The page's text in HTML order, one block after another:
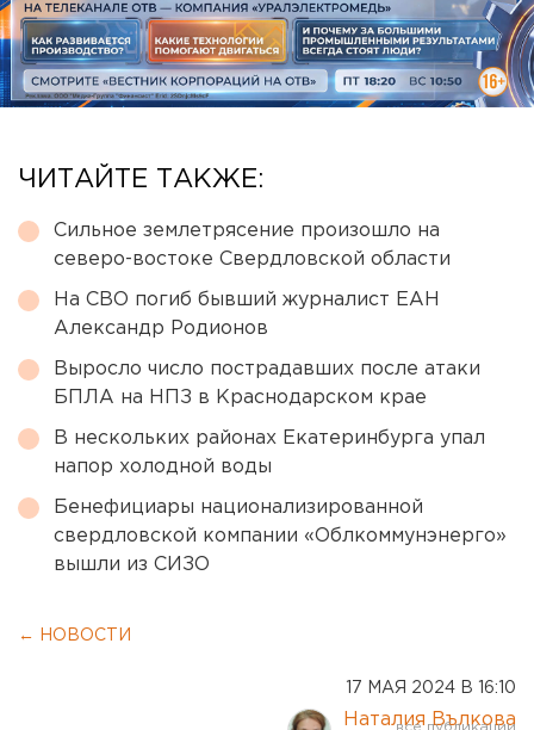
ЧИТАЙТЕ ТАКЖЕ:
Сильное землетрясение произошло на
северо-востоке Свердловской области
На СВО погиб бывший журналист ЕАН
Александр Родионов
Выросло число пострадавших после атаки
БПЛА на НПЗ в Краснодарском крае
В нескольких районах Екатеринбурга упал
напор холодной воды
Бенефициары национализированной
свердловской компании «Облкоммунэнерго»
вышли из СИЗО
← НОВОСТИ
17 МАЯ 2024 В 16:10
Наталия Вълкова